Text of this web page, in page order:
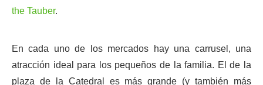
the Tauber.
En cada uno de los mercados hay una carrusel, una
atracción ideal para los pequeños de la familia. El de la
plaza de la Catedral es más grande (y también más